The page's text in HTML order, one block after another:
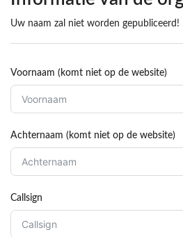
Uw naam zal niet worden gepubliceerd!
Voornaam (komt niet op de website)
Achternaam (komt niet op de website)
Callsign